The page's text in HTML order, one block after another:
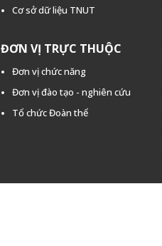
Cơ sở dữ liệu TNUT
ĐƠN VỊ TRỰC THUỘC
Đơn vị chức năng
Đơn vị đào tạo - nghiên cứu
Tổ chức Đoàn thể